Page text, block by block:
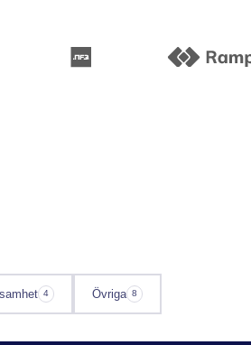
4 Övriga 8